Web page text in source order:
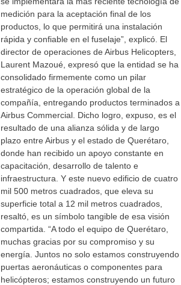
medición para la aceptación final de los
productos, lo que permitirá una instalación
rápida y confiable en el fuselaje”, explicó. El
director de operaciones de Airbus Helicopters,
Laurent Mazoué, expresó que la entidad se ha
consolidado firmemente como un pilar
estratégico de la operación global de la
compañía, entregando productos terminados a
Airbus Commercial. Dicho logro, expuso, es el
resultado de una alianza sólida y de largo
plazo entre Airbus y el estado de Querétaro,
donde han recibido un apoyo constante en
capacitación, desarrollo de talento e
infraestructura. Y este nuevo edificio de cuatro
mil 500 metros cuadrados, que eleva su
superficie total a 12 mil metros cuadrados,
resaltó, es un símbolo tangible de esa visión
compartida. “A todo el equipo de Querétaro,
muchas gracias por su compromiso y su
energía. Juntos no solo estamos construyendo
puertas aeronáuticas o componentes para
helicópteros; estamos construyendo un futuro